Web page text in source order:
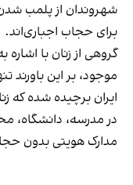
شهروندان از پلمب
برای حجاب اجباری‌اند.
گروهی از زنان با
موجود، بر این باورند
ایران برچیده شده که
در مدرسه، دانشگاه،
مدارک هویتی بدون